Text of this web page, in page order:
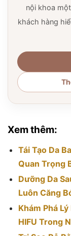
nội khoa
khách hàng
Xem thêm:
Tái Tạo Da
Quan Trọng
Dưỡng Da
Luôn Căng
Khám Phá
HIFU Trong